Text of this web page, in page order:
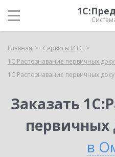
Главная
Сервисы ИТС
1С:Распознавание первичных
1С:Распознавание первичных
Заказать
первичных
в